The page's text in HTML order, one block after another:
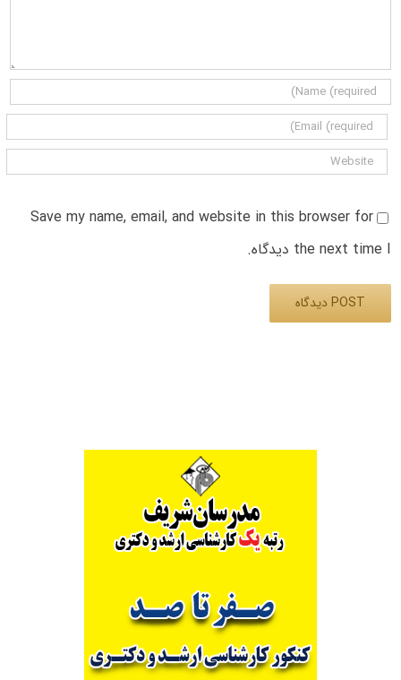
Save my name, email, and website in this browser for
the next time I دیدگاه.